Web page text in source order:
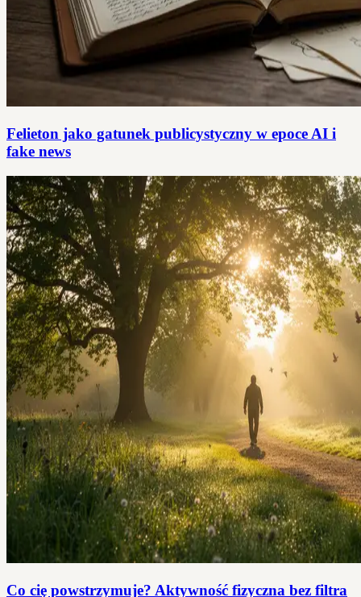
Felieton jako gatunek publicystyczny w epoce AI i
fake news
Co cię powstrzymuje? Aktywność fizyczna bez filtra